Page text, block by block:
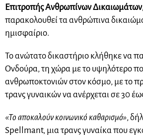
Επιτροπής Ανθρωπίνων
παρακολουθεί τα ανθρώπινα
ημισφαίριο.
Το ανώτατο δικαστήριο κλήθηκε να
Ονδούρα, τη χώρα με το υψηλότερο
ανθρωποκτονιών στον κόσμο, με το
τρανς γυναικών να ανέρχεται σε 30
«Το αποκαλούν κοινωνικό καθαρισμό»,
Spellmant, μια τρανς γυναίκα που